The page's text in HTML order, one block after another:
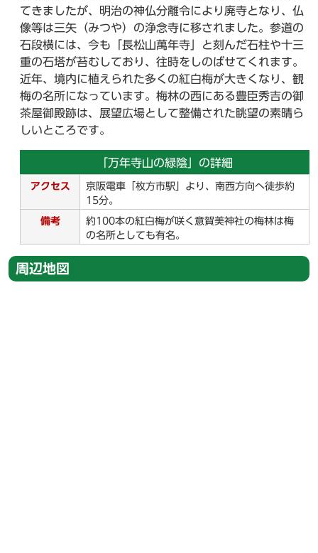
てきましたが、明治の神仏分離令により廃寺となり、仏
像等は三矢（みつや）の浄念寺に移されました。参道の
石段横には、今も「長松山萬年寺」と刻んだ石柱や十三
重の石塔が苔むしており、往時をしのばせてくれます。
近年、境内に植えられた多くの紅白梅が大きくなり、観
梅の名所になっています。梅林の西にある豊臣秀吉の御
茶屋御殿跡は、展望広場として整備された眺望の素晴ら
しいところです。
「万年寺山の緑陰」の詳細
アクセス
京阪電車「枚方市駅」より、南西方向へ徒歩約
15分。
備考
約100本の紅白梅が咲く意賀美神社の梅林は梅
の名所としても有名。
周辺地図